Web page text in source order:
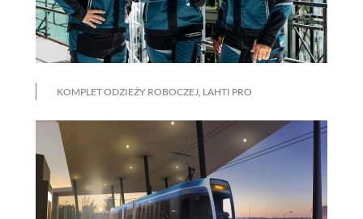
KOMPLET ODZIEŻY ROBOCZEJ, LAHTI PRO